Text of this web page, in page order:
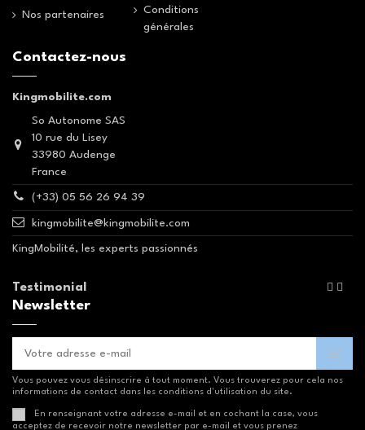
Nos partenaires
Conditions
générales
Contactez-nous
Kingmobilite.com
So Autonome SAS
10 rue du Lisey
33980 Audenge
France
(+33) 05 56 26 94 39
kingmobilite@kingmobilite.com
KingMobilité, les experts passionnés
Testimonial
Newsletter
Vous pouvez vous désinscrire à tout moment. Vous trouverez pour cela nos
informations de contact dans les conditions d'utilisation du site.
En renseignant votre adresse e-mail et en cochant la case, vous
acceptez de recevoir notre newsletter par e-mail et vous prenez